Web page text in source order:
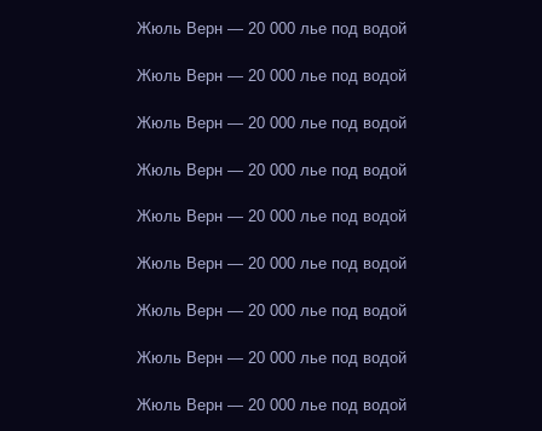
Жюль Верн — 20 000 лье под водой
Жюль Верн — 20 000 лье под водой
Жюль Верн — 20 000 лье под водой
Жюль Верн — 20 000 лье под водой
Жюль Верн — 20 000 лье под водой
Жюль Верн — 20 000 лье под водой
Жюль Верн — 20 000 лье под водой
Жюль Верн — 20 000 лье под водой
Жюль Верн — 20 000 лье под водой